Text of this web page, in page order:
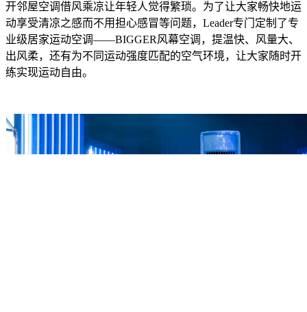
开邻屋空调借风乘凉让年轻人觉得繁琐。为了让大家畅快地运
动享受清凉之感而不用担心感冒等问题，Leader专门定制了专
业级居家运动空调——BIGGER风幕空调，提温快、风量大、
出风柔，还有为不同运动强度匹配的空气环境，让大家随时开
练实现运动自由。